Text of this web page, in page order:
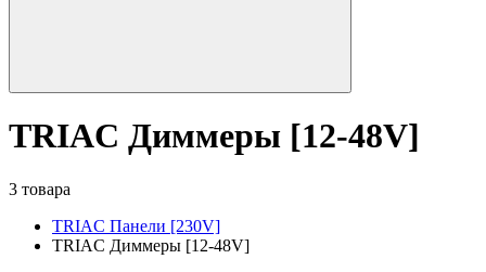
TRIAC Диммеры [12-48V]
3 товара
TRIAC Панели [230V]
TRIAC Диммеры [12-48V]